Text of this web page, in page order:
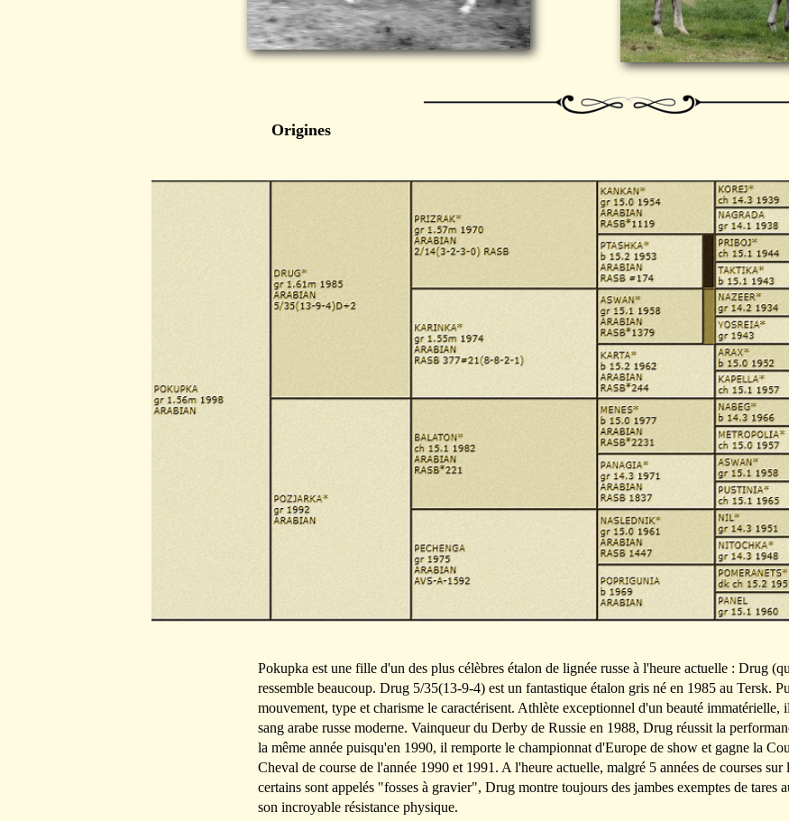
Origines
Pokupka est une fille d'un des plus célèbres étalon de lignée russe à l'heure actuelle : Drug
ressemble beaucoup. Drug 5/35(13-9-4) est un fantastique étalon gris né en 1985 au Tersk.
mouvement, type et charisme le caractérisent. Athlète exceptionnel d'un beauté immatérielle,
sang arabe russe moderne. Vainqueur du Derby de Russie en 1988, Drug réussit la
la même année puisqu'en 1990, il remporte le championnat d'Europe de show et gagne la
Cheval de course de l'année 1990 et 1991. A l'heure actuelle, malgré 5 années de courses sur
certains sont appelés "fosses à gravier", Drug montre toujours des jambes exemptes de tares
son incroyable résistance physique.